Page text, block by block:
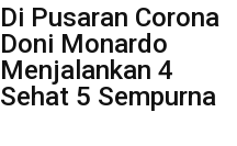
Di Pusaran Corona
Doni Monardo
Menjalankan 4
Sehat 5 Sempurna